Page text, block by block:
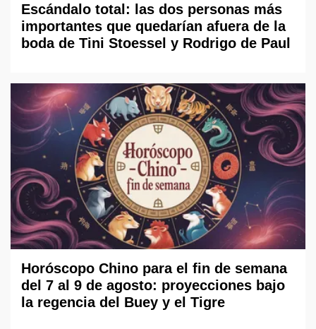
Escándalo total: las dos personas más
importantes que quedarían afuera de la
boda de Tini Stoessel y Rodrigo de Paul
Horóscopo Chino para el fin de semana
del 7 al 9 de agosto: proyecciones bajo
la regencia del Buey y el Tigre